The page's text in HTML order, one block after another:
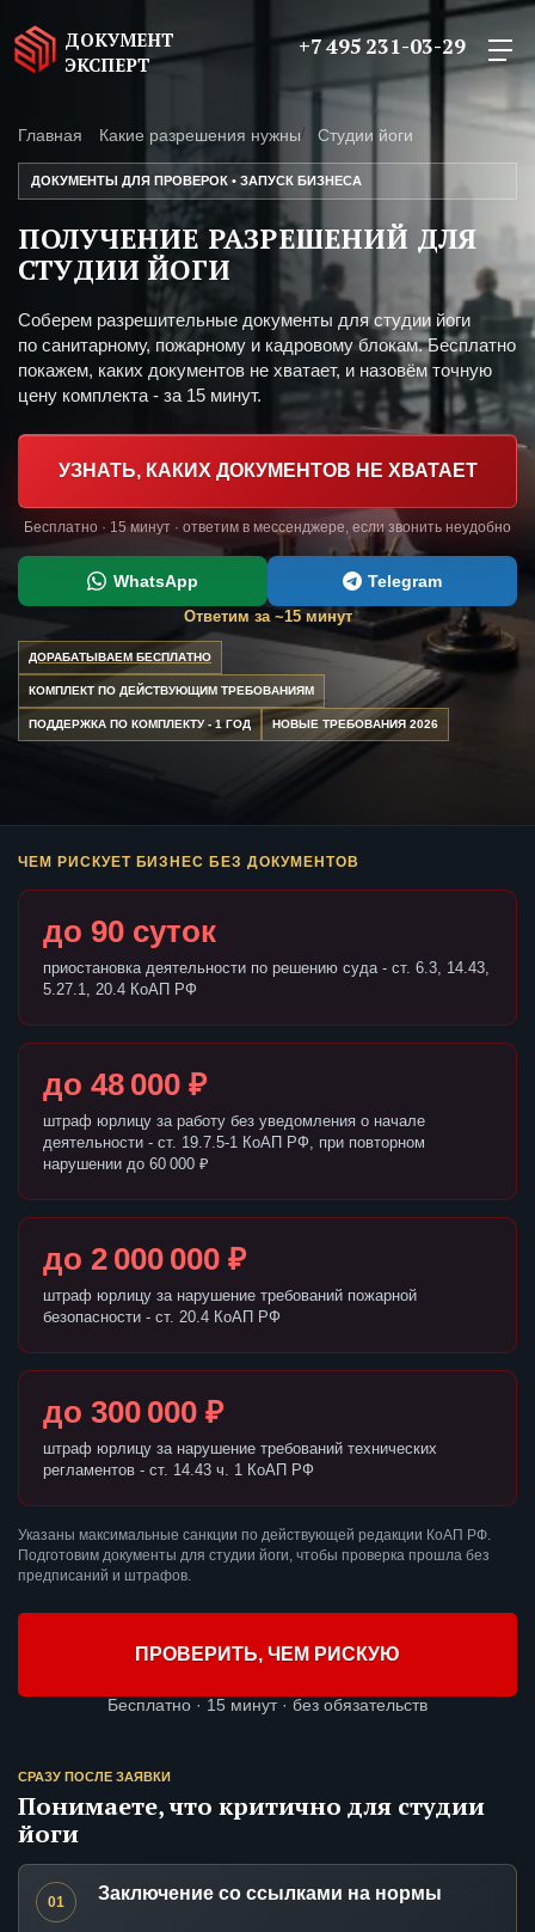
ДОКУМЕНТ
ЭКСПЕРТ
+7 495 231-03-29
Главная Какие разрешения нужны Студии йоги
ДОКУМЕНТЫ ДЛЯ ПРОВЕРОК • ЗАПУСК БИЗНЕСА
ПОЛУЧЕНИЕ РАЗРЕШЕНИЙ ДЛЯ
СТУДИИ ЙОГИ
Соберем разрешительные документы для студии йоги
по санитарному, пожарному и кадровому блокам. Бесплатно
покажем, каких документов не хватает, и назовём точную
цену комплекта - за 15 минут.
УЗНАТЬ, КАКИХ ДОКУМЕНТОВ НЕ ХВАТАЕТ
Бесплатно · 15 минут · ответим в мессенджере, если звонить неудобно
WhatsApp Telegram
Ответим за ~15 минут
ДОРАБАТЫВАЕМ БЕСПЛАТНО
КОМПЛЕКТ ПО ДЕЙСТВУЮЩИМ ТРЕБОВАНИЯМ
ПОДДЕРЖКА ПО КОМПЛЕКТУ - 1 ГОД НОВЫЕ ТРЕБОВАНИЯ 2026
ЧЕМ РИСКУЕТ БИЗНЕС БЕЗ ДОКУМЕНТОВ
до 90 суток
приостановка деятельности по решению суда - ст. 6.3, 14.43,
5.27.1, 20.4 КоАП РФ
до 48 000 ₽
штраф юрлицу за работу без уведомления о начале
деятельности - ст. 19.7.5-1 КоАП РФ, при повторном
нарушении до 60 000 ₽
до 2 000 000 ₽
штраф юрлицу за нарушение требований пожарной
безопасности - ст. 20.4 КоАП РФ
до 300 000 ₽
штраф юрлицу за нарушение требований технических
регламентов - ст. 14.43 ч. 1 КоАП РФ
Указаны максимальные санкции по действующей редакции КоАП РФ.
Подготовим документы для студии йоги, чтобы проверка прошла без
предписаний и штрафов.
ПРОВЕРИТЬ, ЧЕМ РИСКУЮ
Бесплатно · 15 минут · без обязательств
СРАЗУ ПОСЛЕ ЗАЯВКИ
Понимаете, что критично для студии
йоги
01 Заключение со ссылками на нормы